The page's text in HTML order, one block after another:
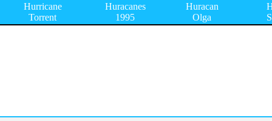
Hurricane
Torrent
Huracanes
1995
Huracan
Olga